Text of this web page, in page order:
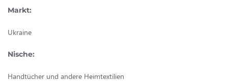
Markt:
Ukraine
Nische:
Handtücher und andere Heimtextilien